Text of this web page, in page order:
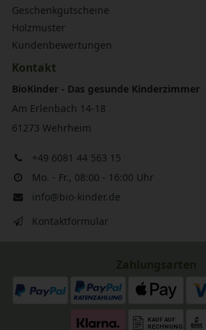
Geschenkgutscheine
Holzmuster
Kundenbewertungen
Kontakt
BioKinder - Das gesunde Kinderzimmer
Am Erlenbach 14-18
61273 Wehrheim
+49 6081 44 563 15
Mo. - Fr., 08:00 - 16:00 Uhr
info@bio-kinder.de
Kontaktformular
Zahlungsarten